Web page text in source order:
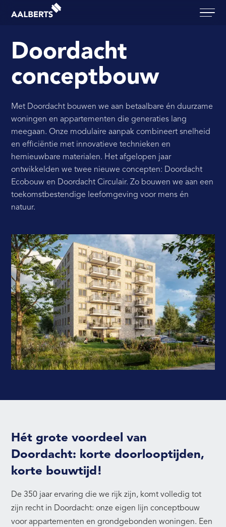
Aalberts Bouw, terug naar de homepagina
Doordacht
concept­bouw
Met Doordacht bouwen we aan betaalbare én duurzame
woningen en appartementen die generaties lang
meegaan. Onze modulaire aanpak combineert snelheid
en efficiëntie met innovatieve technieken en
hernieuwbare materialen. Het afgelopen jaar
ontwikkelden we twee nieuwe concepten: Doordacht
Ecobouw en Doordacht Circulair. Zo bouwen we aan een
toekomstbestendige leefomgeving voor mens én
natuur.
Hét grote voordeel van
Doordacht: korte doorlooptijden,
korte bouwtijd!
De 350 jaar ervaring die we rijk zijn, komt volledig tot
zijn recht in Doordacht: onze eigen lijn conceptbouw
voor appartementen en grondgebonden woningen. Een